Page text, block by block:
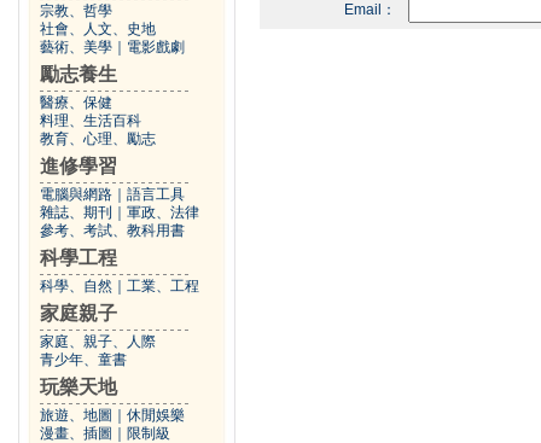
宗教、哲學
社會、人文、史地
藝術、美學
電影戲劇
勵志養生
醫療、保健
料理、生活百科
教育、心理、勵志
進修學習
電腦與網路
語言工具
雜誌、期刊
軍政、法律
參考、考試、教科用書
科學工程
科學、自然 工業、工程
家庭親子
家庭、親子、人際
青少年、童書
玩樂天地
旅遊、地圖
休閒娛樂
漫畫、插圖
限制級
Email：